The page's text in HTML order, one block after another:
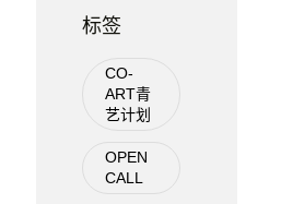
标签
CO-
ART青
艺计划
OPEN
CALL